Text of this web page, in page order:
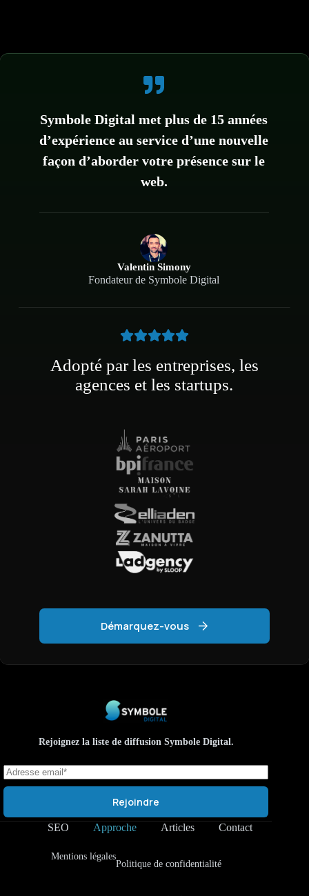
Symbole Digital met plus de 15 années
d’expérience au service d’une nouvelle
façon d’aborder votre présence sur le
web.
Valentin Simony
Fondateur de Symbole Digital
Adopté par les entreprises, les
agences et les startups.
Démarquez-vous
Rejoignez la liste de diffusion Symbole Digital.
Rejoindre
SEO Approche Articles Contact
Mentions légales
Politique de confidentialité